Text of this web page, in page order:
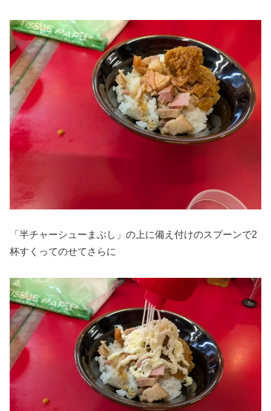
「半チャーシューまぶし」の上に備え付けのスプーンで2
杯すくってのせてさらに